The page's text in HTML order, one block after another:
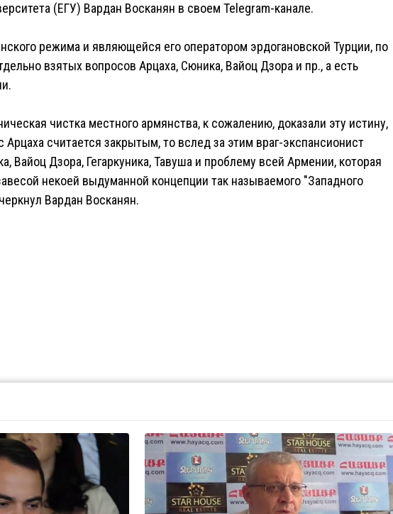
(ЕГУ) Вардан Восканян в своем Telegram-канале.
режима и являющейся его оператором эрдогановской Турции, по
взятых вопросов Арцаха, Сюника, Вайоц Дзора и пр., а есть
чистка местного армянства, к сожалению, доказали эту истину,
Арцаха считается закрытым, то вслед за этим враг-экспансионист
Вайоц Дзора, Гегаркуника, Тавуша и проблему всей Армении, которая
некоей выдуманной концепции так называемого "Западного
Вардан Восканян.